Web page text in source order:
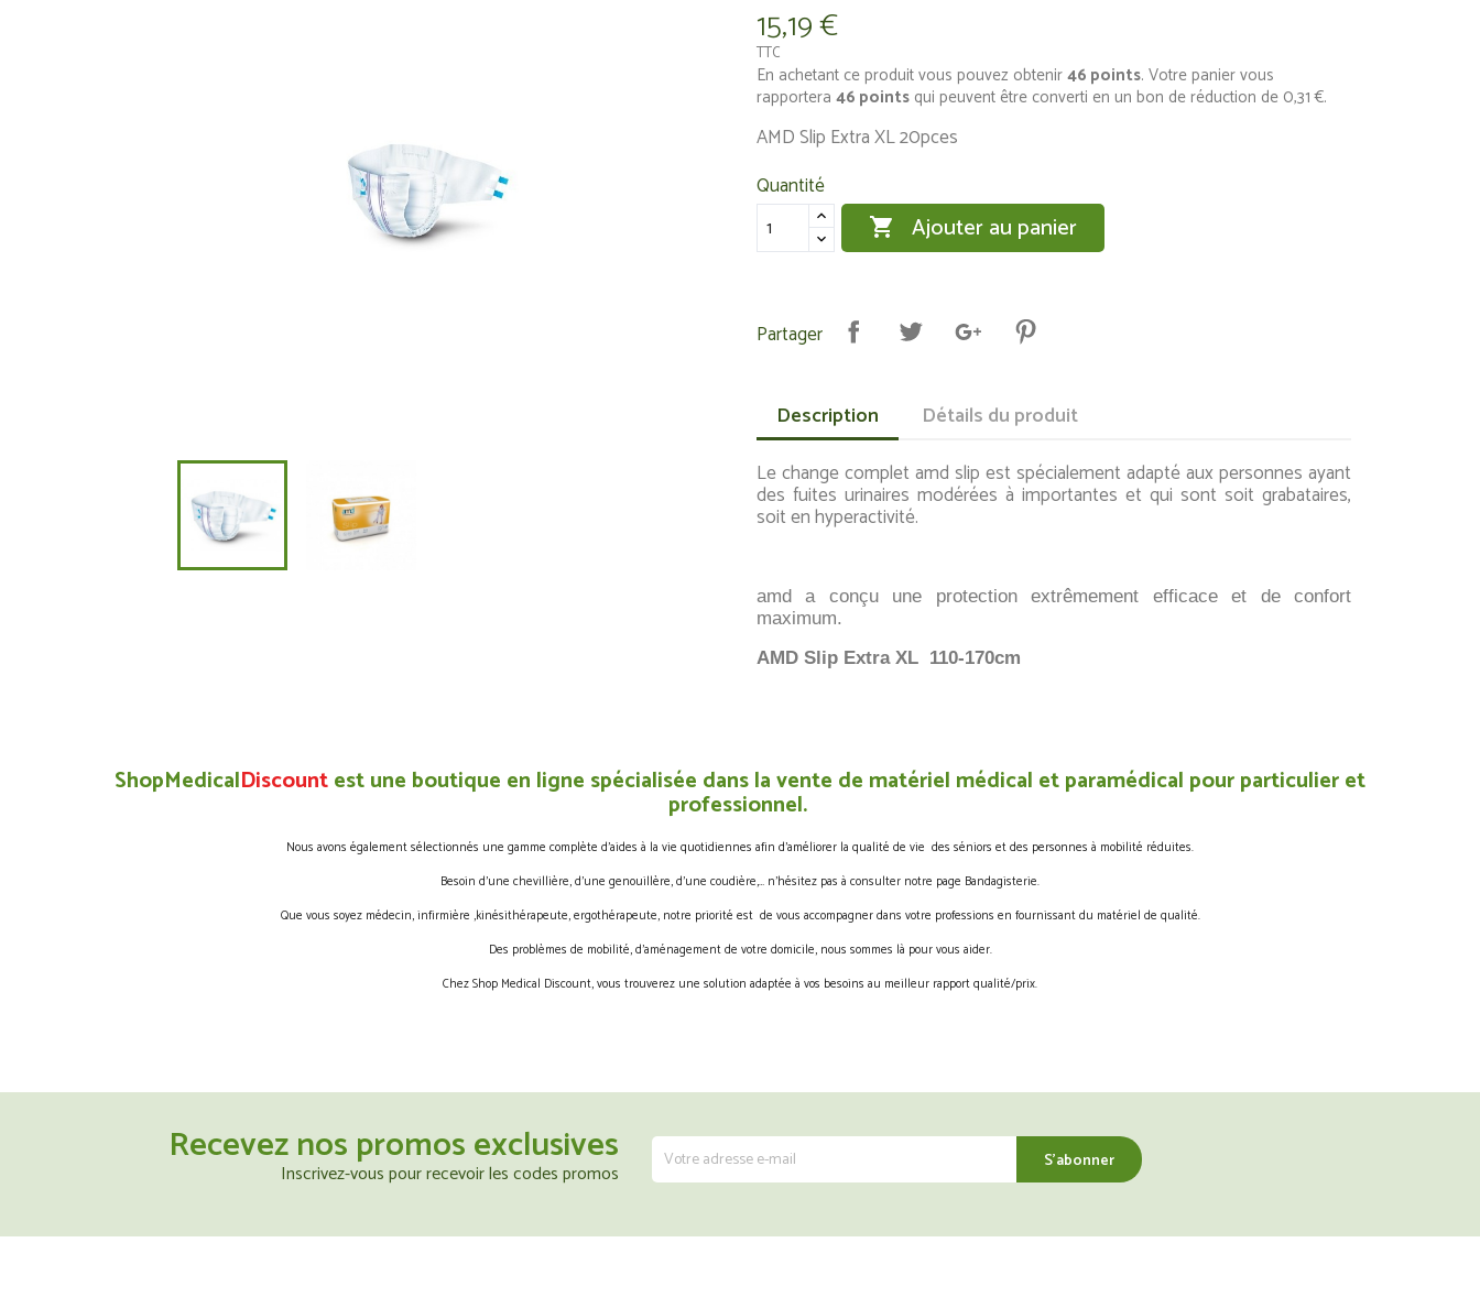
15,19 €
TTC
En achetant ce produit vous pouvez obtenir46 points. Votre panier vous
rapportera 46 points qui peuvent être converti en un bon de réduction de 0,31 €.
AMD Slip Extra XL 20pces
Quantité
 Ajouter au panier
Partager
Description Détails du produit
Le change complet amd slip est spécialement adapté aux personnes ayant
des fuites urinaires modérées à importantes et qui sont soit grabataires,
soit en hyperactivité.
amd a conçu une protection extrêmement efficace et de confort
maximum.
AMD Slip Extra XL 110-170cm
ShopMedicalDiscountest une boutique en ligne spécialisée dans la vente de matériel médical et paramédical pour particulier et
professionnel.
Nous avons également sélectionnés une gamme complète d’aides à la vie quotidiennes afin d’améliorer la qualité de vie des séniors et des personnes à mobilité réduites.
Besoin d’une chevillière, d’une genouillère, d’une coudière,… n’hésitez pas à consulter notre page Bandagisterie.
Que vous soyez médecin, infirmière ,kinésithérapeute, ergothérapeute, notre priorité est de vous accompagner dans votre professions en fournissant du matériel de qualité.
Des problèmes de mobilité, d’aménagement de votre domicile, nous sommes là pour vous aider.
Chez Shop Medical Discount, vous trouverez une solution adaptée à vos besoins au meilleur rapport qualité/prix.
Recevez nos promos exclusives
Inscrivez-vous pour recevoir les codes promos